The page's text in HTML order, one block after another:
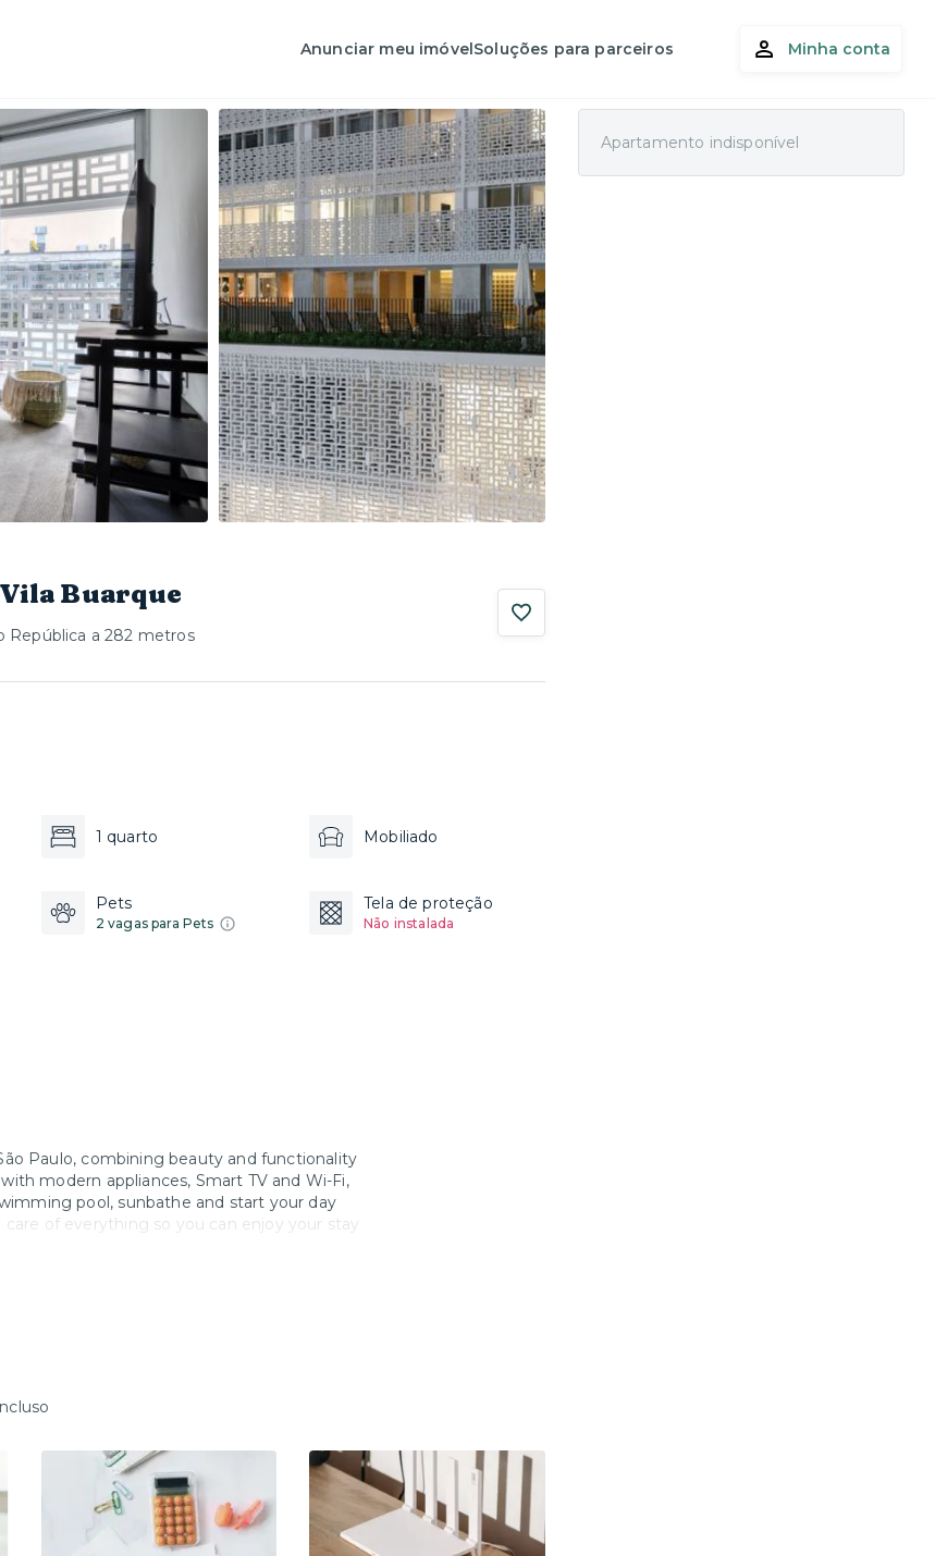
Anunciar meu imóvelSoluções para parceiros Minha conta
Buarque
República a 282 metros
1 quarto Mobiliado
Pets
2 vagas para Pets
Tela de proteção
Não instalada
Paulo, combining beauty and functionality
modern appliances, Smart TV and Wi-Fi,
pool, sunbathe and start your day
of everything so you can enjoy your stay
for more information.
Apartamento indisponível